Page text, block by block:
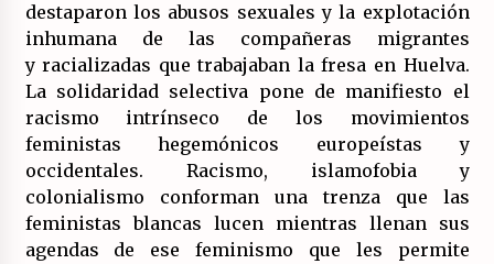
destaparon los abusos sexuales y la explotación
inhumana de las compañeras migrantes
y racializadas que trabajaban la fresa en Huelva.
La solidaridad selectiva pone de manifiesto el
racismo intrínseco de los movimientos
feministas hegemónicos europeístas y
occidentales. Racismo, islamofobia y
colonialismo conforman una trenza que las
feministas blancas lucen mientras llenan sus
agendas de ese feminismo que les permite